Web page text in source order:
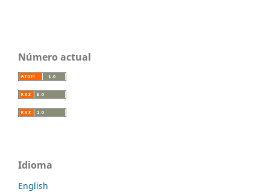
Número actual
Idioma
English